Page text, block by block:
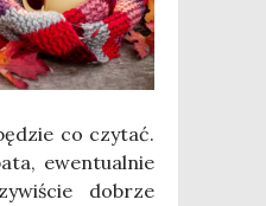
co czy­tać.
ewen­tu­al­nie
dobrze